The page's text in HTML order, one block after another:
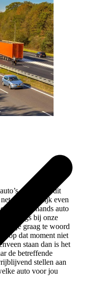
die wij op dit
zo makkelijk even
tweedehands auto
langs bij onze
je graag te woord
op dat moment niet
staan dan is het
de betreffende
stellen aan
auto voor jou